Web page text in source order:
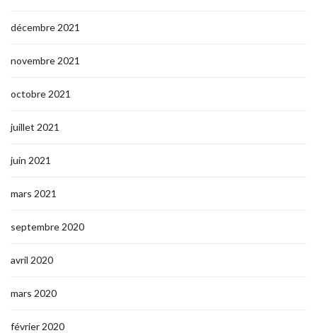
décembre 2021
novembre 2021
octobre 2021
juillet 2021
juin 2021
mars 2021
septembre 2020
avril 2020
mars 2020
février 2020